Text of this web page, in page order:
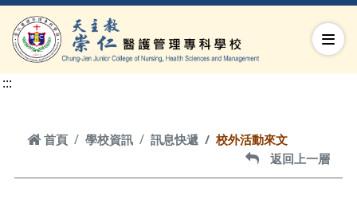
切換
:::
首頁
首頁 學校資訊 訊息快遞 校外活動來文
返回上一層
返回上一層